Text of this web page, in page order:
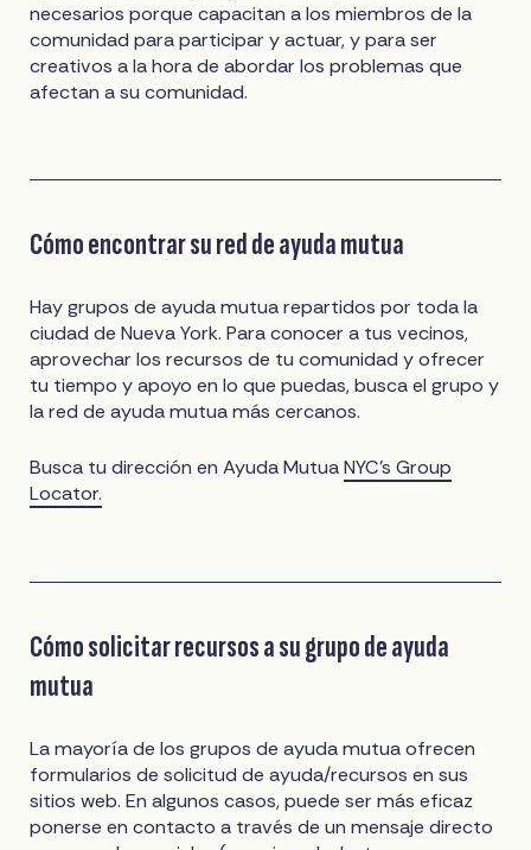
necesarios porque capacitan a los miembros de la
comunidad para participar y actuar, y para ser
creativos a la hora de abordar los problemas que
afectan a su comunidad.
Cómo encontrar su red de ayuda mutua
Hay grupos de ayuda mutua repartidos por toda la
ciudad de Nueva York. Para conocer a tus vecinos,
aprovechar los recursos de tu comunidad y ofrecer
tu tiempo y apoyo en lo que puedas, busca el grupo y
la red de ayuda mutua más cercanos.
Busca tu dirección en Ayuda MutuaNYC’s Group
Locator.
Cómo solicitar recursos a su grupo de ayuda
mutua
La mayoría de los grupos de ayuda mutua ofrecen
formularios de solicitud de ayuda/recursos en sus
sitios web. En algunos casos, puede ser más eficaz
ponerse en contacto a través de un mensaje directo